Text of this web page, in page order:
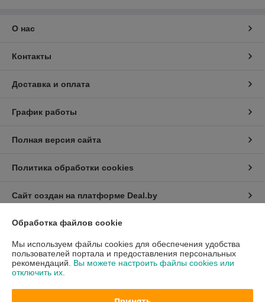
О нас
Контакты
Доставка и оплата
График работы
Полная версия сайта
Политика обработки cookies
Сайт создан на платформе Deal.by
Юридическое лицо:Общество с ограниченной ответственностью
«БелСейлГуд»
220114, Г. МИНСК, УЛ. ФИЛИМОНОВА, ДОМ 25Б, ПОМ. 510
Регистрационный номер ЕГР: 193747857
Обработка файлов cookie
Мы используем файлы cookies для обеспечения удобства
пользователей портала и предоставления персональных
рекомендаций. Вы можете настроить файлы cookies или
отключить их.